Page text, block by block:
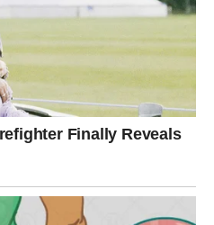
KOJA
U narednom periodu,
ljude ili emocije koje niste